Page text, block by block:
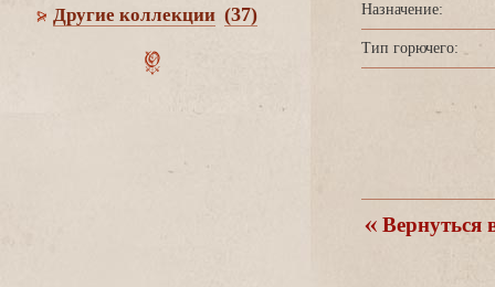
Другие коллекции (37) Назначение:
Тип горючего:
ернуться